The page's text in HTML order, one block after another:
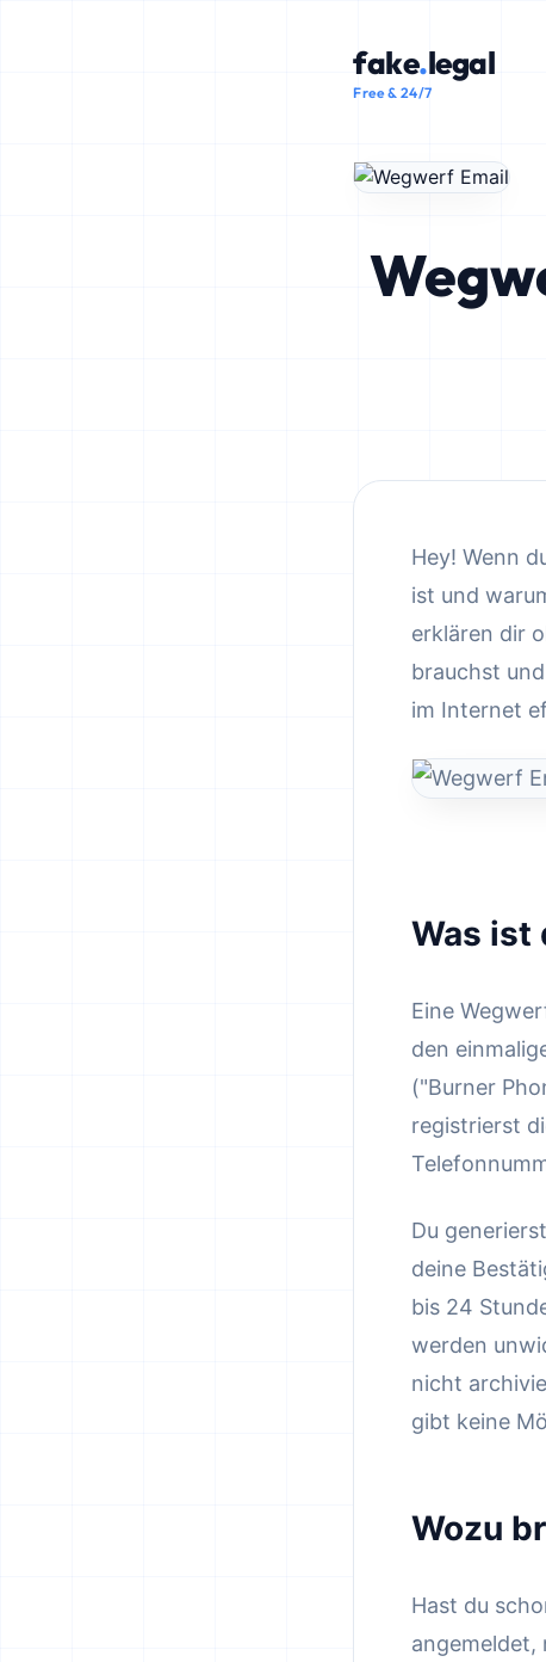
fake.legal
Free & 24/7
Hey! Wenn
ist und
erklären dir
brauchst
im Internet
Was ist
Eine
den
("Burner
registrierst
Du
deine
bis 24
werden
nicht
gibt keine
Wozu
Hast du
angemeldet,